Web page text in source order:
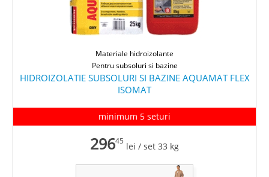
Materiale hidroizolante
Pentru subsoluri si bazine
HIDROIZOLATIE SUBSOLURI SI BAZINE AQUAMAT FLEX
ISOMAT
minimum 5 seturi
29645 lei / set 33 kg